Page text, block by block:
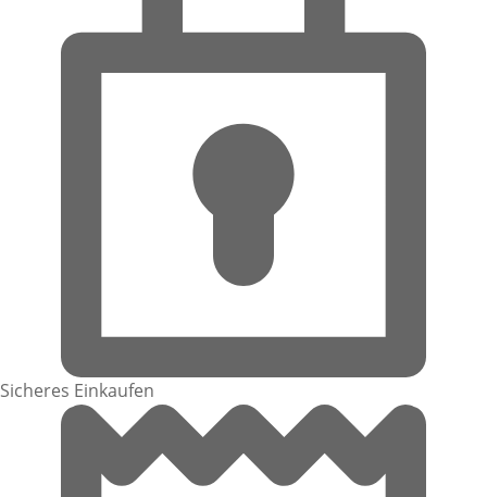
Sicheres Einkaufen